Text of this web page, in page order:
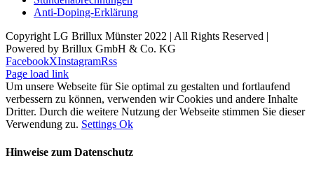
Anti-Doping-Erklärung
Copyright LG Brillux Münster 2022 | All Rights Reserved |
Powered by Brillux GmbH & Co. KG
FacebookXInstagramRss
Page load link
Um unsere Webseite für Sie optimal zu gestalten und fortlaufend
verbessern zu können, verwenden wir Cookies und andere Inhalte
Dritter. Durch die weitere Nutzung der Webseite stimmen Sie dieser
Verwendung zu. Settings Ok
Hinweise zum Datenschutz